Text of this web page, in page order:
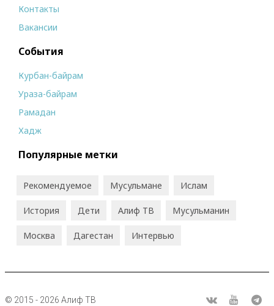
Контакты
Вакансии
События
Курбан-байрам
Ураза-байрам
Рамадан
Хадж
Популярные метки
Рекомендуемое Мусульмане Ислам
История Дети Алиф ТВ Мусульманин
Москва Дагестан Интервью
© 2015 - 2026 Алиф ТВ